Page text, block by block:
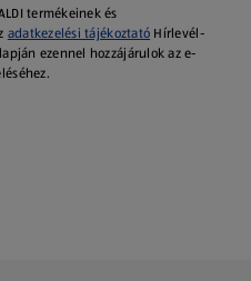
termékeinek és
adatkezelési tájékoztató Hírlevél-
ezennel hozzájárulok az e-